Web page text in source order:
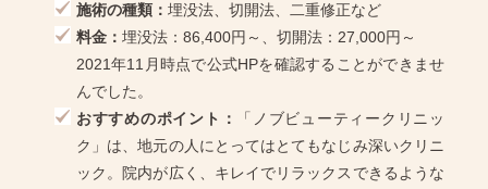
施術の種類： 埋没法、切開法、二重修正など
料金： 埋没法：86,400円～、切開法：27,000円～
2021年11月時点で公式HPを確認することができませ
んでした。
おすすめのポイント：
「ノブビューティークリニッ
ク」は、地元の人にとってはとてもなじみ深いクリニ
ック。院内が広く、キレイでリラックスできるような